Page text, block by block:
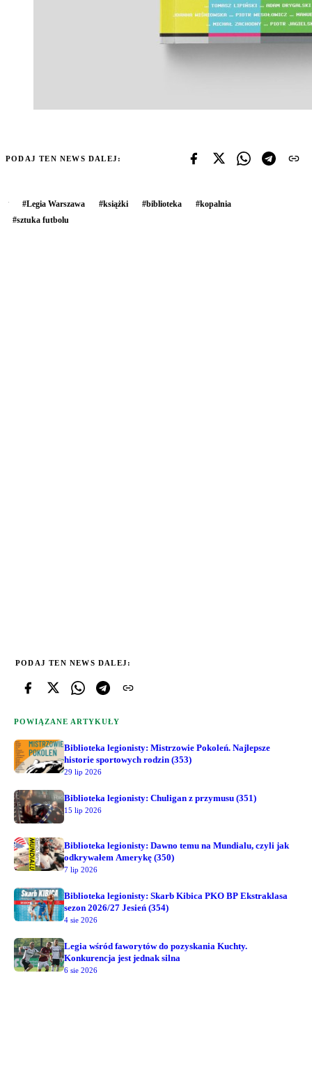
PODAJ TEN NEWS DALEJ:
#Legia Warszawa #książki #biblioteka #kopalnia
#sztuka futbolu
PODAJ TEN NEWS DALEJ:
POWIĄZANE ARTYKUŁY
Biblioteka legionisty: Mistrzowie Pokoleń. Najlepsze
historie sportowych rodzin (353)
29 lip 2026
Biblioteka legionisty: Chuligan z przymusu (351)
15 lip 2026
Biblioteka legionisty: Dawno temu na Mundialu, czyli jak
odkrywałem Amerykę (350)
7 lip 2026
Biblioteka legionisty: Skarb Kibica PKO BP Ekstraklasa
sezon 2026/27 Jesień (354)
4 sie 2026
Legia wśród faworytów do pozyskania Kuchty.
Konkurencja jest jednak silna
6 sie 2026